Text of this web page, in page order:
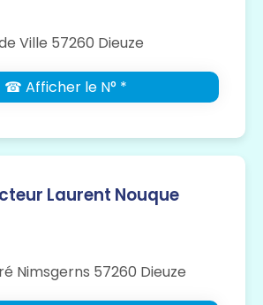
Ville 57260 Dieuze
☎ Afficher le N° *
Laurent Nouque
Nimsgerns 57260 Dieuze